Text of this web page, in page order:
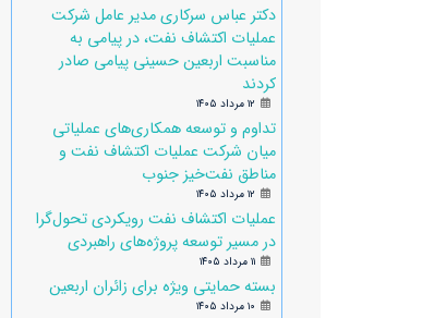
دکتر عباس سرکاری مدیر عامل شرکت
عملیات اکتشاف نفت، در پیامی به
مناسبت اربعین حسینی پیامی صادر
کردند
۱۲ مرداد ۱۴۰۵
تداوم و توسعه همکاری‌های عملیاتی
میان شرکت عملیات اکتشاف نفت و
مناطق نفت‌خیز جنوب
۱۲ مرداد ۱۴۰۵
عملیات اکتشاف نفت رویکردی تحول‌گرا
در مسیر توسعه پروژه‌های راهبردی
۱۱ مرداد ۱۴۰۵
بسته حمایتی ویژه برای زائران اربعین
۱۰ مرداد ۱۴۰۵